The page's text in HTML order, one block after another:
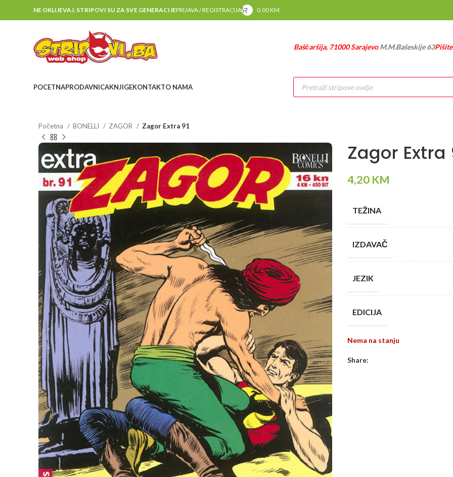
NE OKLIJEVAJ, STRIPOVI SU ZA SVE GENERACIJEPRIJAVA / REGISTRACIJA 0,00KM
Baščaršija, 71000 SarajevoM.M.Bašeskije 63
POCETNAPRODAVNICAKNJIGEKONTAKTO NAMA
Products
search
Početna BONELLI ZAGOR Zagor Extra 91
Zagor Extra
4,20 KM
TEŽINA
IZDAVAČ
JEZIK
EDICIJA
Nema na stanju
Share: